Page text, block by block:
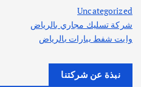
Uncategorized
شركة تسليك مجاري بالرياض
وايت شفط بيارات بالرياض
نبذة عن شركتنا